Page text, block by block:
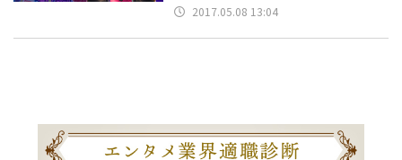
2017.05.08 13:04